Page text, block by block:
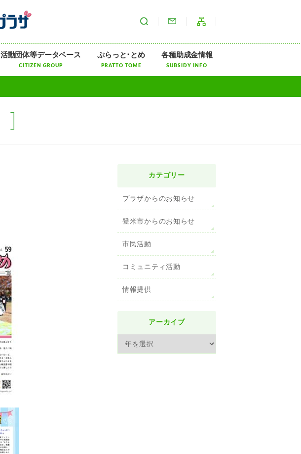
お問い合わせ
サイト内検索
活動団体等データベース
CITIZEN GROUP
ぷらっと･とめ
PRATTO TOME
各種助成金情報
SUBSIDY INFO
カテゴリー
プラザからのお知らせ
登米市からのお知らせ
市民活動
コミュニティ活動
情報提供
アーカイブ